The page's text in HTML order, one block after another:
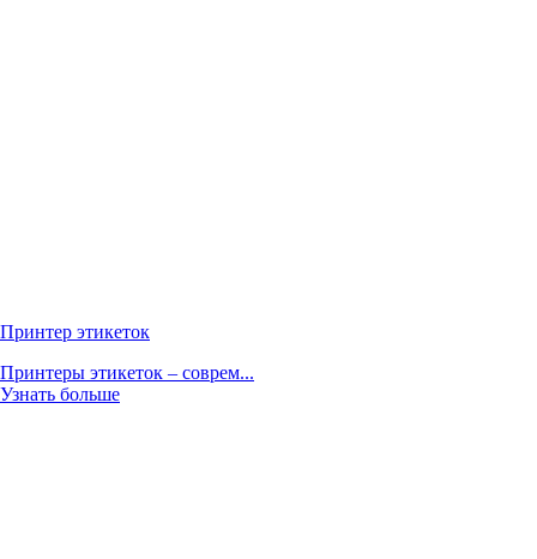
Принтер этикеток
Принтеры этикеток – соврем...
Узнать больше